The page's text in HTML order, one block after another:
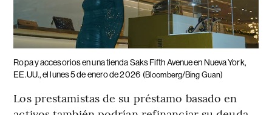
Ropa y accesorios en una tienda Saks Fifth Avenue en Nueva York,
EE.UU., el lunes 5 de enero de 2026 (Bloomberg/Bing Guan)
Los prestamistas de su préstamo basado en